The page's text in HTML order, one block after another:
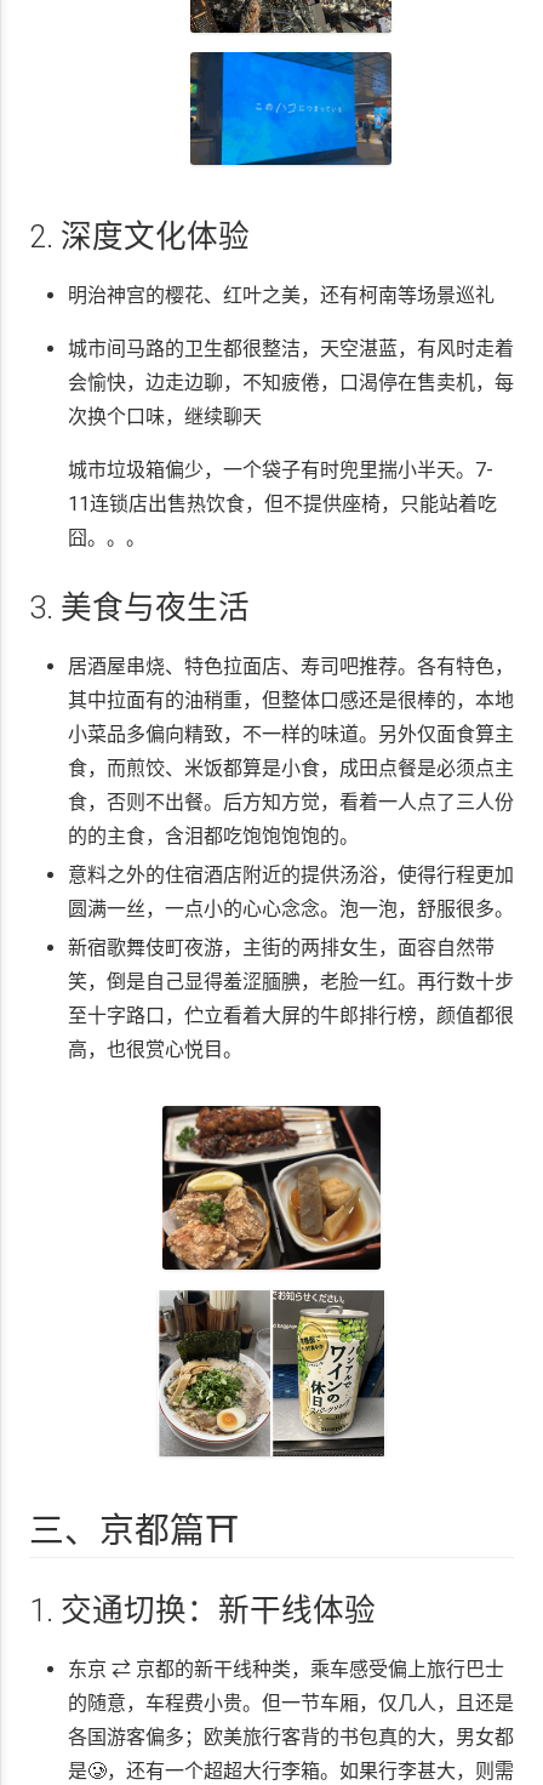
2. 深度文化体验
明治神宫的樱花、红叶之美，还有柯南等场景巡礼
城市间马路的卫生都很整洁，天空湛蓝，有风时走着
会愉快，边走边聊，不知疲倦，口渴停在售卖机，每
次换个口味，继续聊天
城市垃圾箱偏少，一个袋子有时兜里揣小半天。7-
11连锁店出售热饮食，但不提供座椅，只能站着吃
囧。。。
3. 美食与夜生活
居酒屋串烧、特色拉面店、寿司吧推荐。各有特色，
其中拉面有的油稍重，但整体口感还是很棒的，本地
小菜品多偏向精致，不一样的味道。另外仅面食算主
食，而煎饺、米饭都算是小食，成田点餐是必须点主
食，否则不出餐。后方知方觉，看着一人点了三人份
的的主食，含泪都吃饱饱饱饱的。
意料之外的住宿酒店附近的提供汤浴，使得行程更加
圆满一丝，一点小的心心念念。泡一泡，舒服很多。
新宿歌舞伎町夜游，主街的两排女生，面容自然带
笑，倒是自己显得羞涩腼腆，老脸一红。再行数十步
至十字路口，伫立看着大屏的牛郎排行榜，颜值都很
高，也很赏心悦目。
三、京都篇⛩️
1. 交通切换：新干线体验
东京 ⇄ 京都的新干线种类，乘车感受偏上旅行巴士
的随意，车程费小贵。但一节车厢，仅几人，且还是
各国游客偏多；欧美旅行客背的书包真的大，男女都
是🥲，还有一个超超大行李箱。如果行李甚大，则需